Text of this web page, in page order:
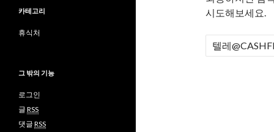
시도해보세요.
검
색
카테고리
휴식처
그 밖의 기능
로그인
글 RSS
댓글 RSS